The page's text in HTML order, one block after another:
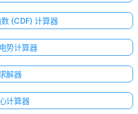
(CDF) 计算器
势计算器
解器
计算器